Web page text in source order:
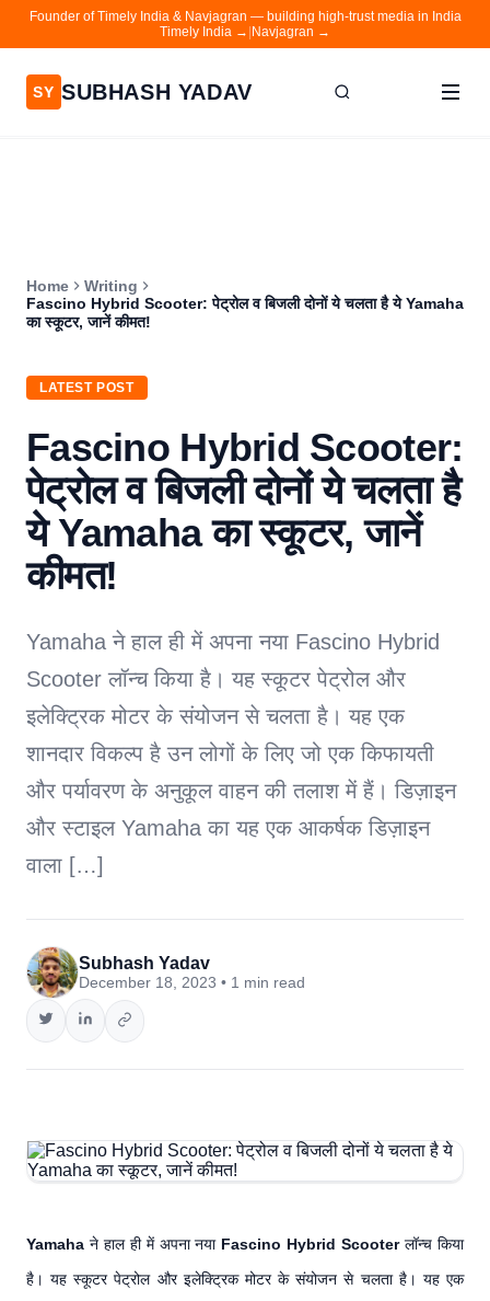
Founder of Timely India & Navjagran — building high-trust media in India
Timely India → Navjagran →
SY SUBHASH YADAV
Contact
Navjagran
Home
Writing
Fascino Hybrid Scooter: पेट्रोल व बिजली दोनों ये चलता है ये Yamaha
का स्कूटर, जानें कीमत!
LATEST POST
Fascino Hybrid Scooter:
पेट्रोल व बिजली दोनों ये चलता है
ये Yamaha का स्कूटर, जानें
कीमत!
Yamaha ने हाल ही में अपना नया Fascino Hybrid
Scooter लॉन्च किया है। यह स्कूटर पेट्रोल और
इलेक्ट्रिक मोटर के संयोजन से चलता है। यह एक
शानदार विकल्प है उन लोगों के लिए जो एक किफायती
और पर्यावरण के अनुकूल वाहन की तलाश में हैं। डिज़ाइन
और स्टाइल Yamaha का यह एक आकर्षक डिज़ाइन
वाला […]
Subhash Yadav
December 18, 2023 • 1 min read
Yamaha ने हाल ही में अपना नया Fascino Hybrid Scooterलॉन्च किया
है। यह स्कूटर पेट्रोल और इलेक्ट्रिक मोटर के संयोजन से चलता है। यह एक